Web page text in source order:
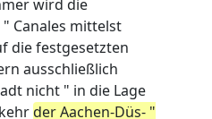
wird die
Canales mittelst
die festgesetzten
ausschließlich
nicht " in die Lage
der Aachen-Düs- "